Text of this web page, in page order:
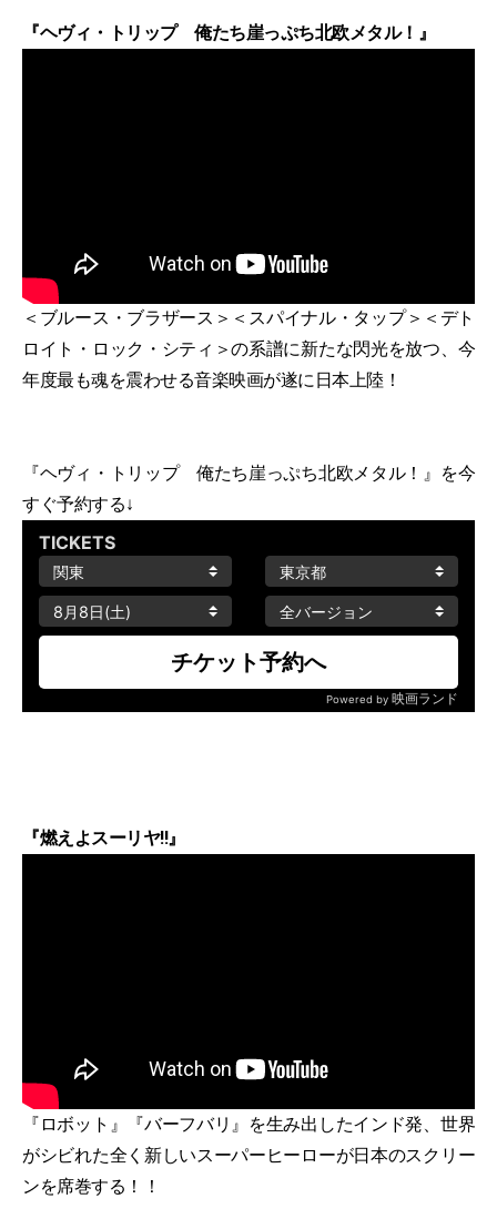
『ヘヴィ・トリップ 俺たち崖っぷち北欧メタル！』
＜ブルース・ブラザース＞＜スパイナル・タップ＞＜デト
ロイト・ロック・シティ＞の系譜に新たな閃光を放つ、今
年度最も魂を震わせる音楽映画が遂に日本上陸！
『ヘヴィ・トリップ 俺たち崖っぷち北欧メタル！』を今
すぐ予約する↓
『燃えよスーリヤ!!』
『ロボット』『バーフバリ』を生み出したインド発、世界
がシビれた全く新しいスーパーヒーローが日本のスクリー
ンを席巻する！！